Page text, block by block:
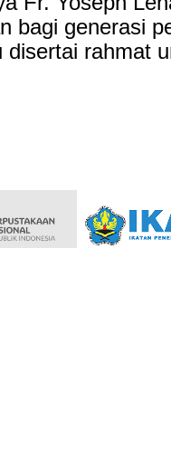
bagi generasi
disertai rahmat